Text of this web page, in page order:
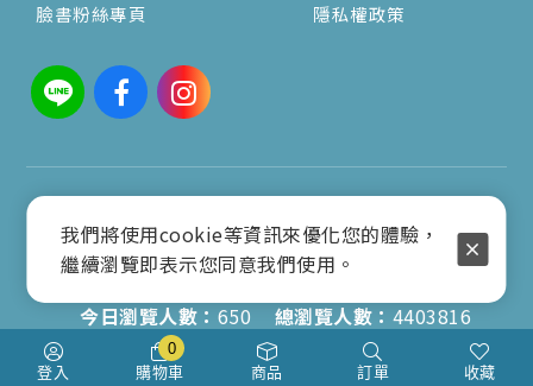
臉書粉絲專頁
隱私權政策
COPYRIGHT © 2025 VIENNABAG.COM.TW ALL
RIGHTS RESERVED.
今日瀏覽人數： 650 總瀏覽人數： 4403816
登入 購物車
0
商品
訂單 收藏
我們將使用cookie等資訊來優化您的體驗，
繼續瀏覽即表示您同意我們使用。